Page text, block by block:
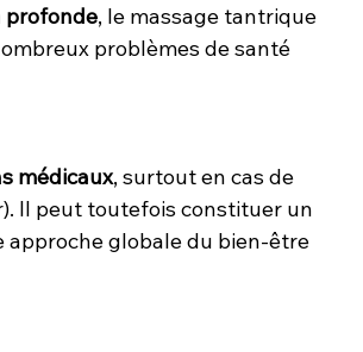
profonde, le massage tantrique
problèmes de santé
médicaux, surtout en cas de
Il peut toutefois constituer un
globale du bien-être